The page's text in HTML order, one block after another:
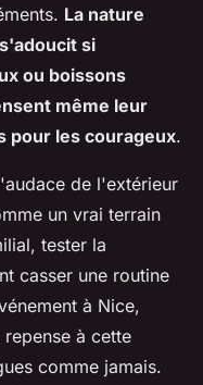
La nature
si
ou boissons
même leur
pour les courageux.
de l'extérieur
un vrai terrain
tester la
casser une routine
à Nice,
à cette
comme jamais.